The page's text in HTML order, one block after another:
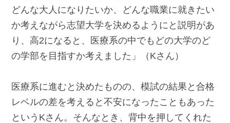
どんな大人になりたいか、どんな職業に就きたい
か考えながら志望大学を決めるようにと説明があ
り、高2になると、医療系の中でもどの大学のど
の学部を目指すか考えました」（Kさん）
医療系に進むと決めたものの、模試の結果と合格
レベルの差を考えると不安になったこともあった
というKさん。そんなとき、背中を押してくれた